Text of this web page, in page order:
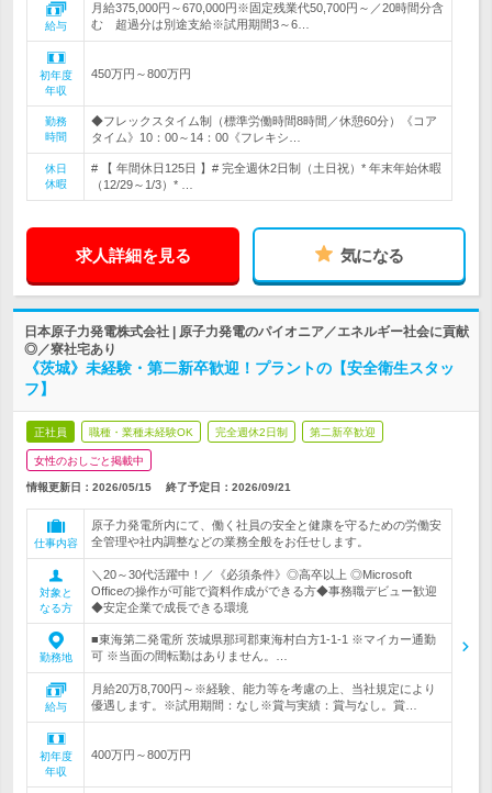
給与
月給375,000円～670,000円※固定残業代50,700円～／20時間分含
む 超過分は別途支給※試用期間3～6…
初年度
年収
450万円～800万円
勤務
時間
◆フレックスタイム制（標準労働時間8時間／休憩60分）《コア
タイム》10：00～14：00《フレキシ…
休日
休暇
# 【 年間休日125日 】# 完全週休2日制（土日祝）* 年末年始休暇
（12/29～1/3）* …
求人詳細を見る 気になる
日本原子力発電株式会社 | 原子力発電のパイオニア／エネルギー社会に貢献
◎／寮社宅あり
《茨城》未経験・第二新卒歓迎！プラントの【安全衛生スタッ
フ】
正社員 職種・業種未経験OK 完全週休2日制 第二新卒歓迎
女性のおしごと掲載中
情報更新日：2026/05/15 終了予定日： 2026/09/21
仕事内容
原子力発電所内にて、働く社員の安全と健康を守るための労働安
全管理や社内調整などの業務全般をお任せします。
対象と
なる方
＼20～30代活躍中！／《必須条件》◎高卒以上 ◎Microsoft
Officeの操作が可能で資料作成ができる方◆事務職デビュー歓迎
◆安定企業で成長できる環境
勤務地
■東海第二発電所 茨城県那珂郡東海村白方1-1-1 ※マイカー通勤
可 ※当面の間転勤はありません。…
給与
月給20万8,700円～※経験、能力等を考慮の上、当社規定により
優遇します。※試用期間：なし※賞与実績：賞与なし。賞…
初年度
年収
400万円～800万円